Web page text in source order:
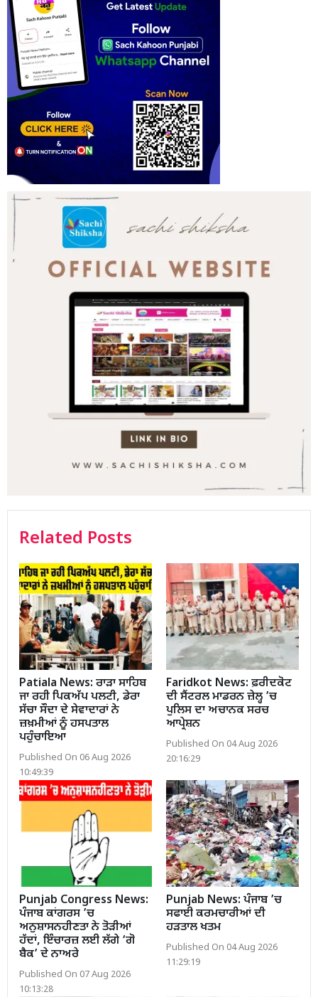
Related Posts
Patiala News: ਰਾੜਾ ਸਾਹਿਬ
ਜਾ ਰਹੀ ਪਿਕਅੱਪ ਪਲਟੀ, ਡੇਰਾ
ਸੱਚਾ ਸੌਦਾ ਦੇ ਸੇਵਾਦਾਰਾਂ ਨੇ
ਜ਼ਖ਼ਮੀਆਂ ਨੂੰ ਹਸਪਤਾਲ
ਪਹੁੰਚਾਇਆ
Published On 06 Aug 2026
10:49:39
Faridkot News: ਫ਼ਰੀਦਕੋਟ
ਦੀ ਸੈਂਟਰਲ ਮਾਡਰਨ ਜ਼ੇਲ੍ਹ ’ਚ
ਪੁਲਿਸ ਦਾ ਅਚਾਨਕ ਸਰਚ
ਆਪ੍ਰੇਸ਼ਨ
Published On 04 Aug 2026
20:16:29
Punjab Congress News:
ਪੰਜਾਬ ਕਾਂਗਰਸ ’ਚ
ਅਨੁਸ਼ਾਸਨਹੀਣਤਾ ਨੇ ਤੋੜੀਆਂ
ਹੱਦਾਂ, ਇੰਚਾਰਜ਼ ਲਈ ਲੱਗੇ ‘ਗੋ
ਬੈਕ’ ਦੇ ਨਾਅਰੇ
Published On 07 Aug 2026
10:13:28
Punjab News: ਪੰਜਾਬ ’ਚ
ਸਫਾਈ ਕਰਮਚਾਰੀਆਂ ਦੀ
ਹੜਤਾਲ ਖਤਮ
Published On 04 Aug 2026
11:29:19